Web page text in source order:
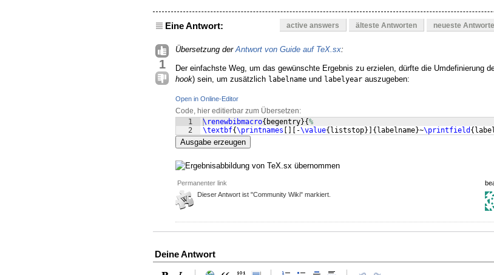
Eine Antwort: active answers älteste Antworten neueste
1
Übersetzung derAntwort von Guide auf TeX.sx:
Der einfachste Weg, um das gewünschte Ergebnis zu erzielen, dürfte die Umdefinierung
hook) sein, um zusätzlich labelname und labelyear auszugeben:
Open in Online-Editor
Code, hier editierbar zum Übersetzen:
1
2
\renewbibmacro{ begentry}{%
\textbf{\printnames -\value{ liststop}] { labelname}~\printfield {
Ausgabe erzeugen
Permanenter link
Dieser Antwort ist "Community Wiki" markiert.
Deine Antwort